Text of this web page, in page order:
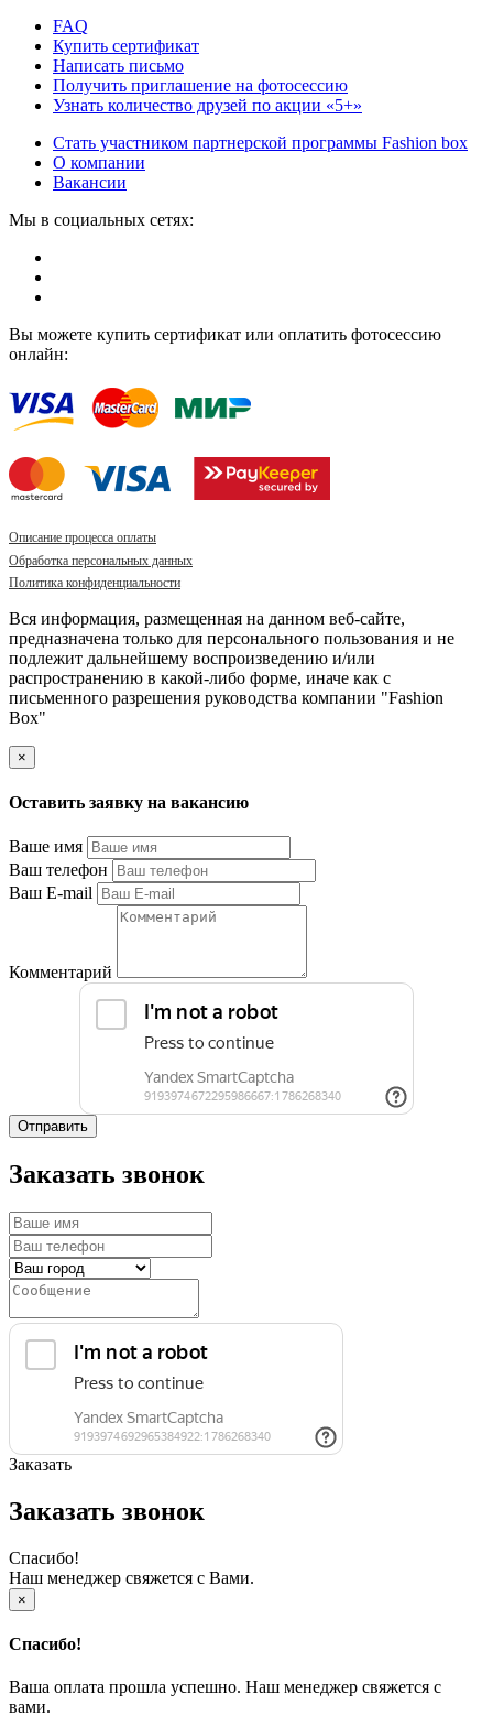
FAQ
Купить сертификат
Написать письмо
Получить приглашение на фотосессию
Узнать количество друзей по акции «5+»
Стать участником партнерской программы Fashion box
О компании
Вакансии
Мы в социальных сетях:
Вы можете купить сертификат или оплатить фотосессию
онлайн:
Описание процесса оплаты
Обработка персональных данных
Политика конфиденциальности
Вся информация, размещенная на данном веб-сайте,
предназначена только для персонального пользования и не
подлежит дальнейшему воспроизведению и/или
распространению в какой-либо форме, иначе как с
письменного разрешения руководства компании "Fashion
Box"
×
Оставить заявку на вакансию
Ваше имя
Ваш телефон
Ваш E-mail
Комментарий
Отправить
Заказать звонок
Заказать
Заказать звонок
Спасибо!
Наш менеджер свяжется с Вами.
×
Спасибо!
Ваша оплата прошла успешно. Наш менеджер свяжется с
вами.